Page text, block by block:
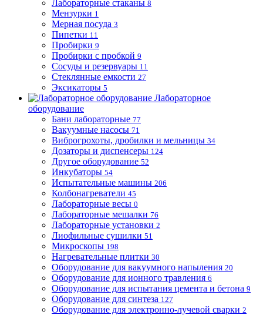
Лабораторные стаканы 8
Мензурки 1
Мерная посуда 3
Пипетки 11
Пробирки 9
Пробирки с пробкой 9
Сосуды и резервуары 11
Стеклянные емкости 27
Эксикаторы 5
Лабораторное
оборудование
Бани лабораторные 77
Вакуумные насосы 71
Виброгрохоты, дробилки и мельницы 34
Дозаторы и диспенсеры 124
Другое оборудование 52
Инкубаторы 54
Испытательные машины 206
Колбонагреватели 45
Лабораторные весы 0
Лабораторные мешалки 76
Лабораторные установки 2
Лиофильные сушилки 51
Микроскопы 198
Нагревательные плитки 30
Оборудование для вакуумного напыления 20
Оборудование для ионного травления 6
Оборудование для испытания цемента и бетона 9
Оборудование для синтеза 127
Оборудование для электронно-лучевой сварки 2